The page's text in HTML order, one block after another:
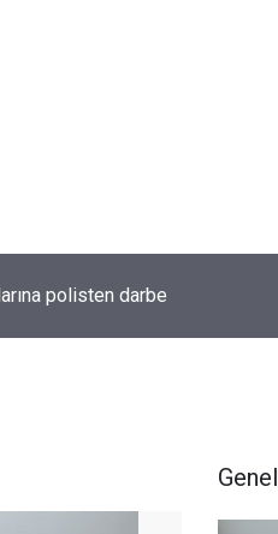
polisten darbe
Genel